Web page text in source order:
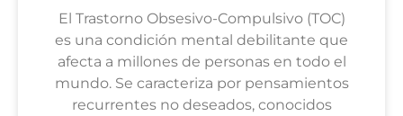
El Trastorno Obsesivo-Compulsivo (TOC)
es una condición mental debilitante que
afecta a millones de personas en todo el
mundo. Se caracteriza por pensamientos
recurrentes no deseados, conocidos